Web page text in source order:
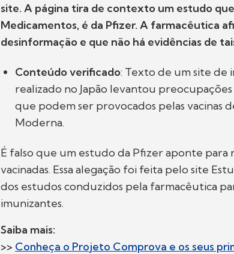
site. A página tira de contexto um estudo
Medicamentos, é da Pfizer. A farmacêutica
desinformação e que não há evidências de
Conteúdo verificado: Texto de um site
realizado no Japão levantou
que podem ser provocados pelas vacinas
Moderna.
É falso que um estudo da Pfizer aponte para
vacinadas. Essa alegação foi feita pelo site
dos estudos conduzidos pela farmacêutica
imunizantes.
Saiba mais:
>> Conheça o Projeto Comprova e os seus